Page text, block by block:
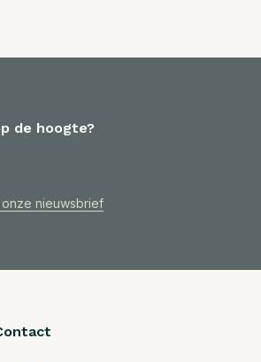
de hoogte?
nieuwsbrief